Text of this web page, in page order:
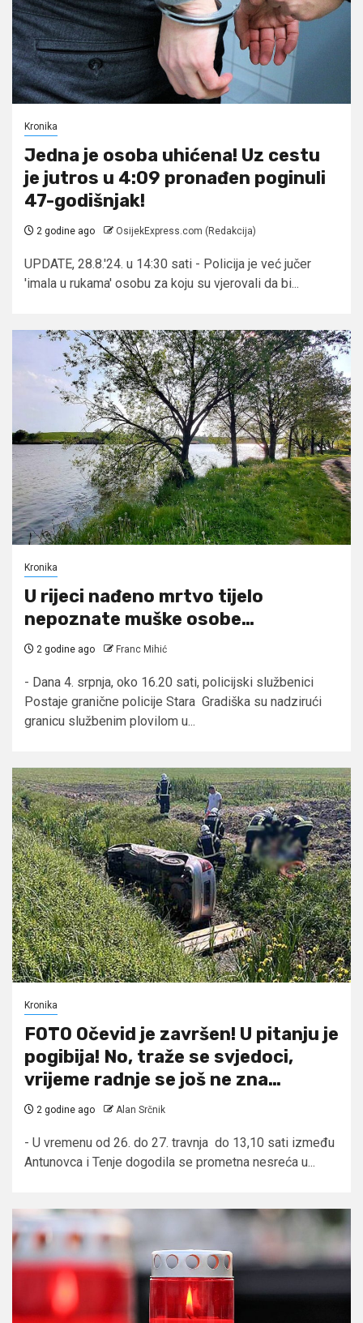
Kronika
Jedna je osoba uhićena! Uz cestu
je jutros u 4:09 pronađen poginuli
47-godišnjak!
2 godine ago OsijekExpress.com (Redakcija)
UPDATE, 28.8.'24. u 14:30 sati - Policija je već jučer
'imala u rukama' osobu za koju su vjerovali da bi...
Kronika
U rijeci nađeno mrtvo tijelo
nepoznate muške osobe…
2 godine ago Franc Mihić
- Dana 4. srpnja, oko 16.20 sati, policijski službenici
Postaje granične policije Stara Gradiška su nadzirući
granicu službenim plovilom u...
Kronika
FOTO Očevid je završen! U pitanju je
pogibija! No, traže se svjedoci,
vrijeme radnje se još ne zna…
2 godine ago Alan Srčnik
- U vremenu od 26. do 27. travnja do 13,10 sati između
Antunovca i Tenje dogodila se prometna nesreća u...